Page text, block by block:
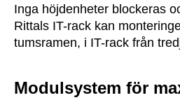
Inga höjdenheter blockeras
Rittals IT-rack kan
tumsramen, i IT-rack från
Modulsystem för